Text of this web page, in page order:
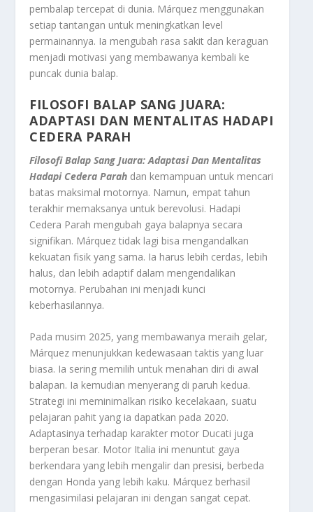
pembalap tercepat di dunia. Márquez menggunakan
setiap tantangan untuk meningkatkan level
permainannya. Ia mengubah rasa sakit dan keraguan
menjadi motivasi yang membawanya kembali ke
puncak dunia balap.
FILOSOFI BALAP SANG JUARA:
ADAPTASI DAN MENTALITAS HADAPI
CEDERA PARAH
Filosofi Balap Sang Juara: Adaptasi Dan Mentalitas
Hadapi Cedera Parah dan kemampuan untuk mencari
batas maksimal motornya. Namun, empat tahun
terakhir memaksanya untuk berevolusi. Hadapi
Cedera Parah mengubah gaya balapnya secara
signifikan. Márquez tidak lagi bisa mengandalkan
kekuatan fisik yang sama. Ia harus lebih cerdas, lebih
halus, dan lebih adaptif dalam mengendalikan
motornya. Perubahan ini menjadi kunci
keberhasilannya.
Pada musim 2025, yang membawanya meraih gelar,
Márquez menunjukkan kedewasaan taktis yang luar
biasa. Ia sering memilih untuk menahan diri di awal
balapan. Ia kemudian menyerang di paruh kedua.
Strategi ini meminimalkan risiko kecelakaan, suatu
pelajaran pahit yang ia dapatkan pada 2020.
Adaptasinya terhadap karakter motor Ducati juga
berperan besar. Motor Italia ini menuntut gaya
berkendara yang lebih mengalir dan presisi, berbeda
dengan Honda yang lebih kaku. Márquez berhasil
mengasimilasi pelajaran ini dengan sangat cepat.